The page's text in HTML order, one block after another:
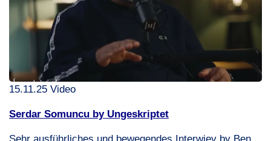
15.11.25 Video
Serdar Somuncu by Ungeskriptet
Sehr ausführliches und bewegendes Interwiev by Ben